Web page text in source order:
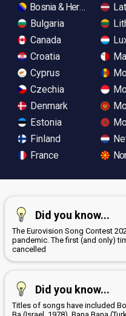
Bosnia & Herzegovina
Bulgaria
Canada
Croatia
Cyprus
Czechia
Denmark
Estonia
Finland
France
Did you know...
The Eurovision Song Contest
pandemic. The first (and only)
cancelled
Did you know...
Titles of songs have included